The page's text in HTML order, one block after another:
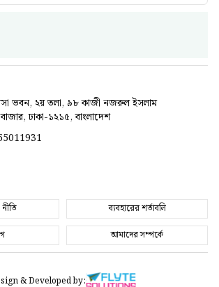
ভবন, ২য় তলা, ৯৮ কাজী নজরুল ইসলাম
ঢাকা-১২১৫, বাংলাদেশ
ব্যবহারের শর্তাবলি
আমাদের সম্পর্কে
& Developed by: